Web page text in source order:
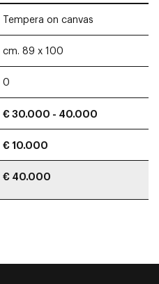
Tempera on canvas
cm. 89 x 100
0
€ 30.000 - 40.000
€ 10.000
€ 40.000